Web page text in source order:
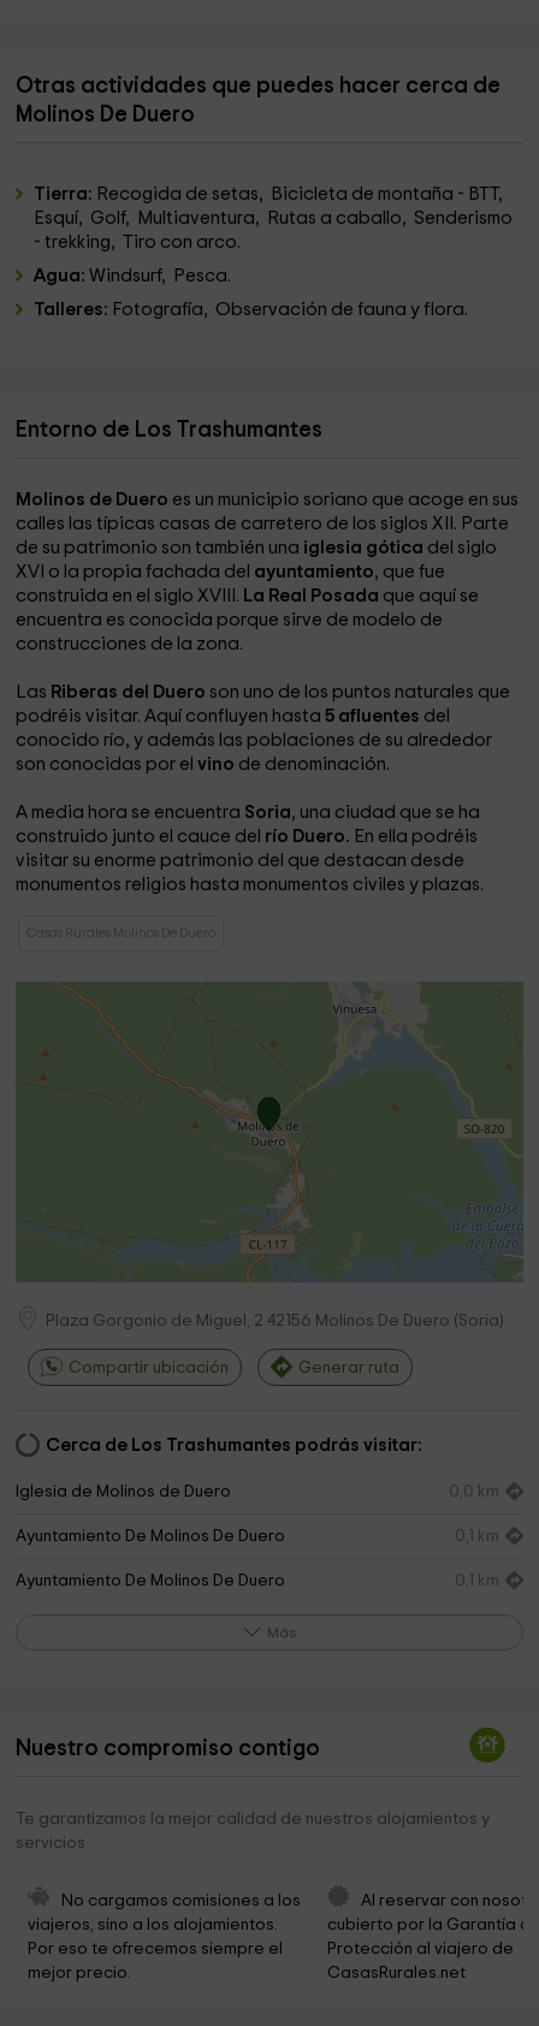
Otras actividades que puedes hacer cerca de
Molinos De Duero
Tierra: Recogida de setas, Bicicleta de montaña - BTT,
Esquí, Golf, Multiaventura, Rutas a caballo, Senderismo
- trekking, Tiro con arco.
Agua:Windsurf, Pesca.
Talleres: Fotografía, Observación de fauna y flora.
Entorno de Los Trashumantes
Molinos de Duero es un municipio soriano que acoge en sus
calles las típicas casas de carretero de los siglos XII. Parte
de su patrimonio son también una iglesia gótica del siglo
XVI o la propia fachada del ayuntamiento, que fue
construida en el siglo XVIII. La Real Posada que aquí se
encuentra es conocida porque sirve de modelo de
construcciones de la zona.
Las Riberas del Duero son uno de los puntos naturales que
podréis visitar. Aquí confluyen hasta5 afluentes del
conocido río, y además las poblaciones de su alrededor
son conocidas por elvino de denominación.
A media hora se encuentra Soria, una ciudad que se ha
construido junto el cauce del río Duero. En ella podréis
visitar su enorme patrimonio del que destacan desde
monumentos religios hasta monumentos civiles y plazas.
Casas Rurales Molinos De Duero
Plaza Gorgonio de Miguel, 2 42156 Molinos De Duero (Soria)
Compartir ubicación Generar ruta
Cerca de Los Trashumantes podrás visitar:
Iglesia de Molinos de Duero 0,0 km
Ayuntamiento De Molinos De Duero 0,1 km
Ayuntamiento De Molinos De Duero 0,1 km
Pico del Águila 1,8 km
Ruinas Puente Romano
Nuestra Señora del Pino
Ayuntamiento de Salduero
Playa Pita 3,7 km
Más
Nuestro compromiso contigo
Te garantizamos la mejor calidad de nuestros alojamientos y
servicios
No cargamos comisiones a los
viajeros, sino a los alojamientos.
Por eso te ofrecemos siempre el
mejor precio.
Al reservar con
cubierto por la Garantía
Protección al viajero de
CasasRurales.net